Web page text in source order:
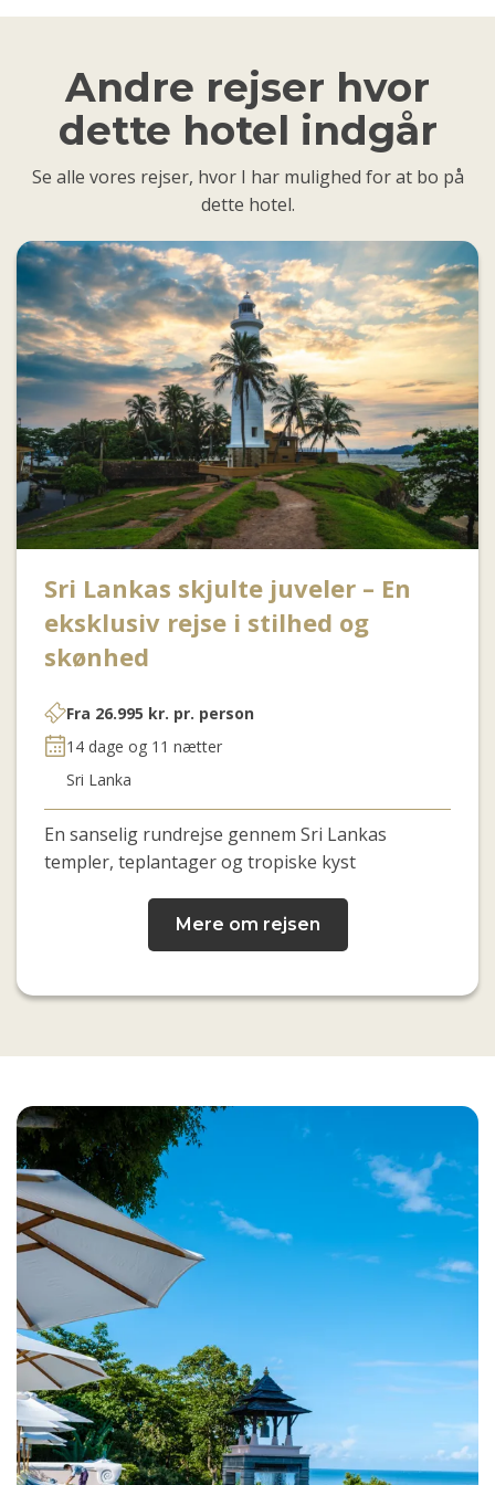
Andre rejser hvor
dette hotel indgår
Se alle vores rejser, hvor I har mulighed for at bo på
dette hotel.
Sri Lankas skjulte juveler – En
eksklusiv rejse i stilhed og
skønhed
Fra 26.995 kr. pr. person
14 dage og 11 nætter
Sri Lanka
En sanselig rundrejse gennem Sri Lankas
templer, teplantager og tropiske kyst
Mere om rejsen